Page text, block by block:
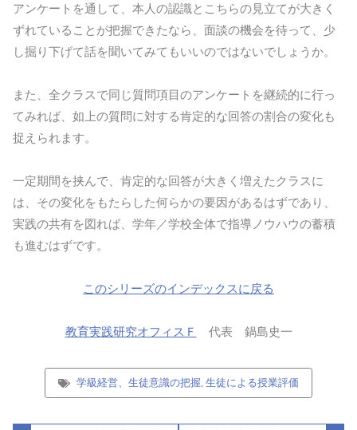
アンケートを通して、本人の認識とこちらの見立てが大きく
ずれていることが把握できたなら、面談の機会を待って、少
し掘り下げて話を聞いてみてもいいのではないでしょうか。
また、全クラスで同じ質問項目のアンケートを継続的に行っ
てみれば、如上の質問に対する肯定的な回答の割合の変化も
捉えられます。
一定期間を挟んで、肯定的な回答が大きく増えたクラスに
は、その変化をもたらした何らかの要因があるはずであり、
実践の共有を図れば、学年／学校全体で指導ノウハウの蓄積
も進むはずです。
このシリーズのインデックスに戻る
教育実践研究オフィスＦ 代表 鍋島史一
学級経営、生徒意識の把握 生徒による授業評価